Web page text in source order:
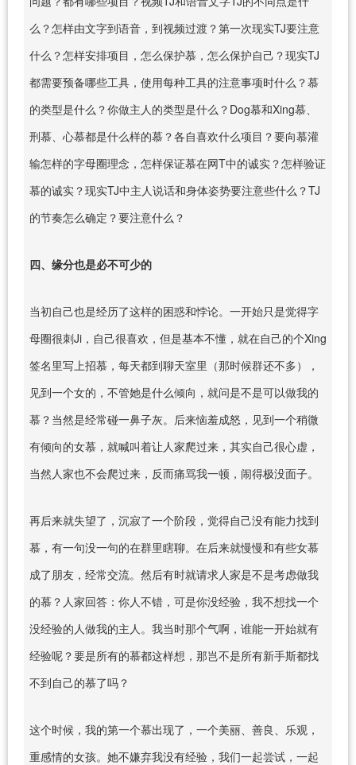
么？怎样由文字到语音，到视频过渡？第一次现实TJ要注意
什么？怎样安排项目，怎么保护慕，怎么保护自己？现实TJ
都需要预备哪些工具，使用每种工具的注意事项时什么？慕
的类型是什么？你做主人的类型是什么？Dog慕和Xing慕、
刑慕、心慕都是什么样的慕？各自喜欢什么项目？要向慕灌
输怎样的字母圈理念，怎样保证慕在网T中的诚实？怎样验证
慕的诚实？现实TJ中主人说话和身体姿势要注意些什么？TJ
的节奏怎么确定？要注意什么？
四、缘分也是必不可少的
当初自己也是经历了这样的困惑和悖论。一开始只是觉得字
母圈很刺Ji，自己很喜欢，但是基本不懂，就在自己的个Xing
签名里写上招慕，每天都到聊天室里（那时候群还不多），
见到一个女的，不管她是什么倾向，就问是不是可以做我的
慕？当然是经常碰一鼻子灰。后来恼羞成怒，见到一个稍微
有倾向的女慕，就喊叫着让人家爬过来，其实自己很心虚，
当然人家也不会爬过来，反而痛骂我一顿，闹得极没面子。
再后来就失望了，沉寂了一个阶段，觉得自己没有能力找到
慕，有一句没一句的在群里瞎聊。在后来就慢慢和有些女慕
成了朋友，经常交流。然后有时就请求人家是不是考虑做我
的慕？人家回答：你人不错，可是你没经验，我不想找一个
没经验的人做我的主人。我当时那个气啊，谁能一开始就有
经验呢？要是所有的慕都这样想，那岂不是所有新手斯都找
不到自己的慕了吗？
这个时候，我的第一个慕出现了，一个美丽、善良、乐观，
重感情的女孩。她不嫌弃我没有经验，我们一起尝试，一起